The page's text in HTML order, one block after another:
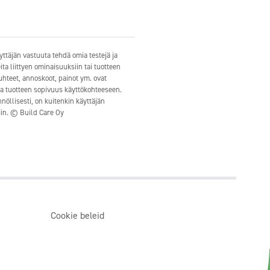
vastuuta tehdä omia testejä ja
liittyen ominaisuuksiin tai tuotteen
annoskoot, painot ym. ovat
tuotteen sopivuus käyttökohteeseen.
on kuitenkin käyttäjän
© Build Care Oy
Cookie beleid